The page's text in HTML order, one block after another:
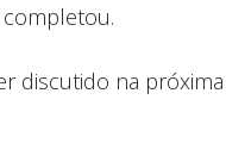
completou.
discutido na